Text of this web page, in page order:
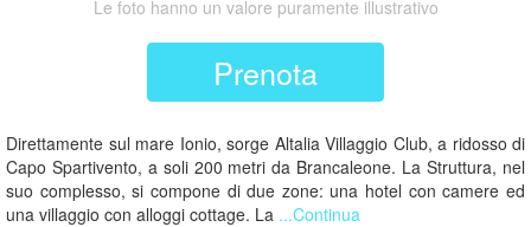
Le foto hanno un valore puramente illustrativo
Prenota
Direttamente sul mare Ionio, sorge Altalia Villaggio Club, a ridosso di
Capo Spartivento, a soli 200 metri da Brancaleone. La Struttura, nel
suo complesso, si compone di due zone: una hotel con camere ed
una villaggio con alloggi cottage. La ...Continua